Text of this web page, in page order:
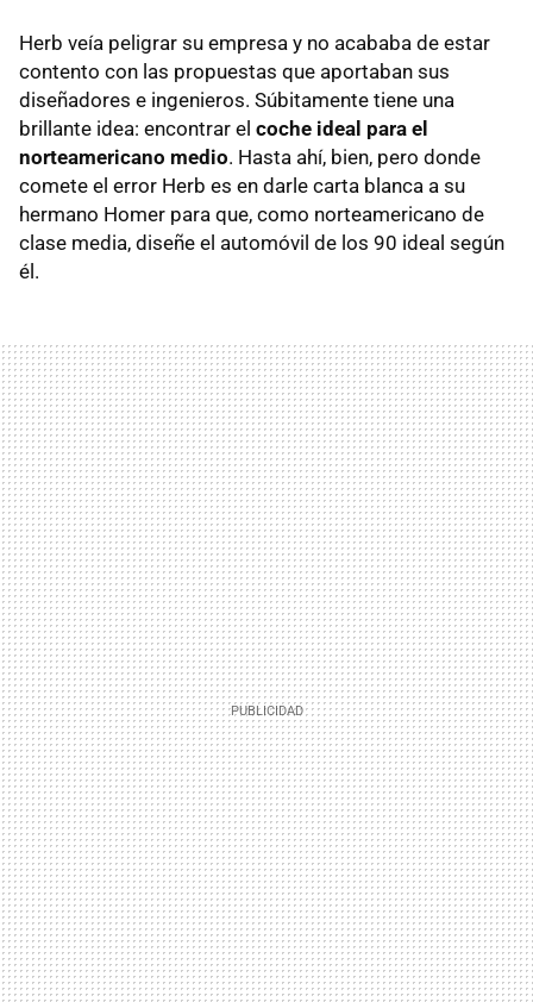
Herb veía peligrar su empresa y no acababa de estar
contento con las propuestas que aportaban sus
diseñadores e ingenieros. Súbitamente tiene una
brillante idea: encontrar el coche ideal para el
norteamericano medio. Hasta ahí, bien, pero donde
comete el error Herb es en darle carta blanca a su
hermano Homer para que, como norteamericano de
clase media, diseñe el automóvil de los 90 ideal según
él.